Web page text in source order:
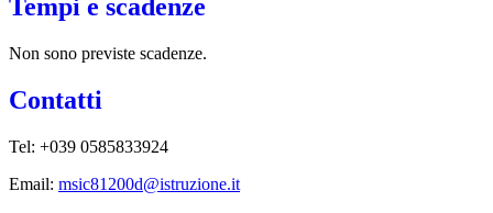
Tempi e scadenze
Non sono previste scadenze.
Contatti
Tel: +039 0585833924
Email: msic81200d@istruzione.it